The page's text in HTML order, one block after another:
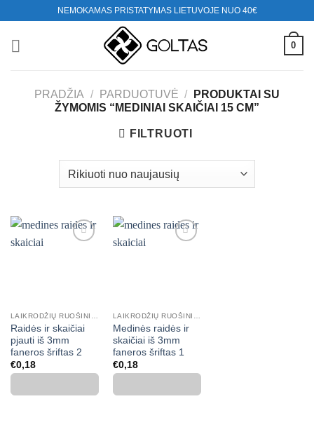
content
NEMOKAMAS PRISTATYMAS LIETUVOJE NUO 40€
0
PRADŽIA / PARDUOTUVĖ /
PRODUKTAI SU
ŽYMOMIS “MEDINIAI SKAIČIAI 15 CM”
FILTRUOTI
Raidės ir skaičiai
pjauti iš 3mm
faneros šriftas 2
€0,18
Medinės raidės ir
skaičiai iš 3mm
faneros šriftas 1
€0,18